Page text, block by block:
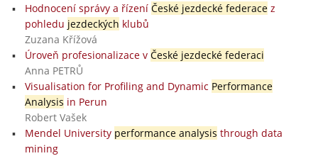
Hodnocení správy a řízení České jezdecké federacez
pohledu jezdeckých klubů
Zuzana Křížová
Úroveň profesionalizace v České jezdecké federaci
Anna PETRŮ
Visualisation for Profiling and Dynamic Performance
Analysis in Perun
Robert Vašek
Mendel University performance analysis through data
mining